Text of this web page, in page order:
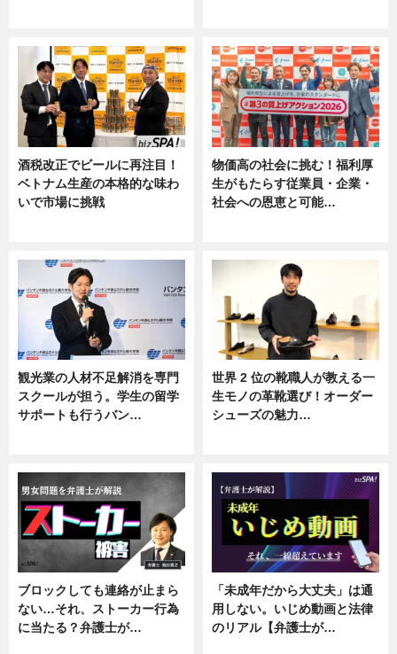
酒税改正でビールに再注目！
ベトナム生産の本格的な味わ
いで市場に挑戦
物価高の社会に挑む！福利厚
生がもたらす従業員・企業・
社会への恩恵と可能…
観光業の人材不足解消を専門
スクールが担う。学生の留学
サポートも行うバン…
世界 2 位の靴職人が教える一
生モノの革靴選び！オーダー
シューズの魅力…
ブロックしても連絡が止まら
ない…それ、ストーカー行為
に当たる？弁護士が…
「未成年だから大丈夫」は通
用しない。いじめ動画と法律
のリアル【弁護士が…